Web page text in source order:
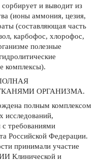
сорбирует и выводит из
(ионы аммония, цезия,
(составляющая часть
карбофос, хлорофос,
полезные
комплексы).
ОРГАНИЗМА.
полным комплексом
исследований,
с требованиями
Российской Федерации.
принимали участие
Клинической и